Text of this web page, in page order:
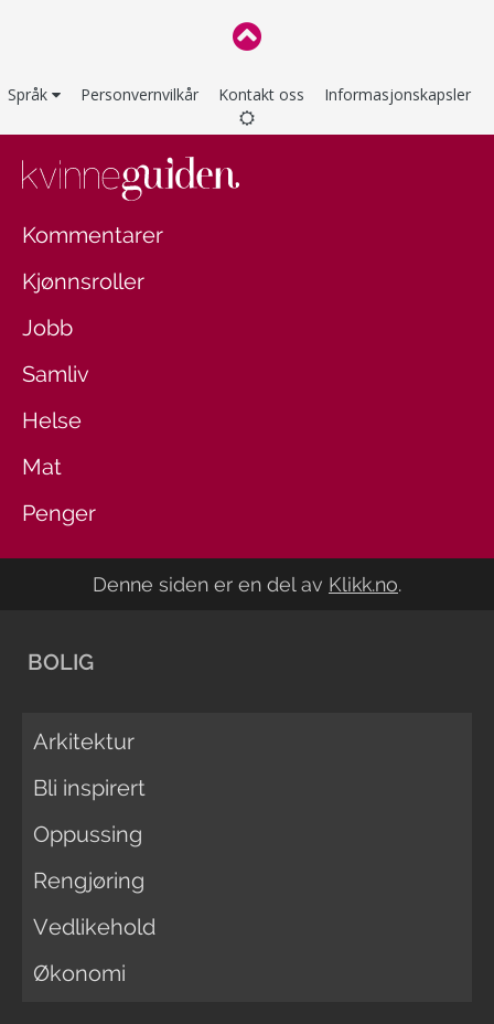
Språk Personvernvilkår Kontakt oss Informasjonskapsler
Kommentarer
Kjønnsroller
Jobb
Samliv
Helse
Mat
Penger
Denne siden er en del av Klikk.no.
BOLIG
Arkitektur
Bli inspirert
Oppussing
Rengjøring
Vedlikehold
Økonomi